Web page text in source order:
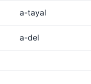
a-tayal
a-del